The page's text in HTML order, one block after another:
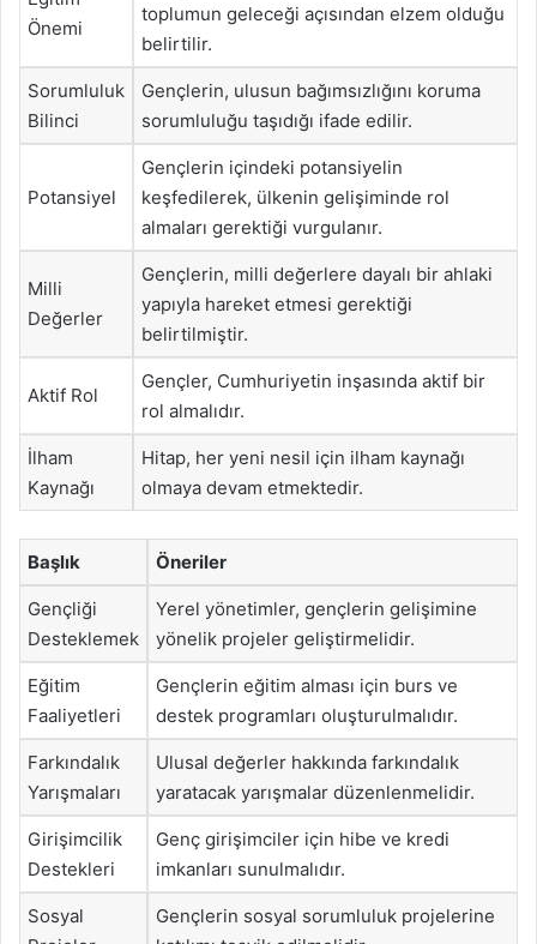
Önemi
toplumun geleceği açısından elzem olduğu
belirtilir.
Sorumluluk
Bilinci
Gençlerin, ulusun bağımsızlığını koruma
sorumluluğu taşıdığı ifade edilir.
Potansiyel
Gençlerin içindeki potansiyelin
keşfedilerek, ülkenin gelişiminde rol
almaları gerektiği vurgulanır.
Milli
Değerler
Gençlerin, milli değerlere dayalı bir ahlaki
yapıyla hareket etmesi gerektiği
belirtilmiştir.
Aktif Rol
Gençler, Cumhuriyetin inşasında aktif bir
rol almalıdır.
İlham
Kaynağı
Hitap, her yeni nesil için ilham kaynağı
olmaya devam etmektedir.
Başlık Öneriler
Gençliği
Desteklemek
Yerel yönetimler, gençlerin gelişimine
yönelik projeler geliştirmelidir.
Eğitim
Faaliyetleri
Gençlerin eğitim alması için burs ve
destek programları oluşturulmalıdır.
Farkındalık
Yarışmaları
Ulusal değerler hakkında farkındalık
yaratacak yarışmalar düzenlenmelidir.
Girişimcilik
Destekleri
Genç girişimciler için hibe ve kredi
imkanları sunulmalıdır.
Sosyal
Gençlerin sosyal sorumluluk projelerine